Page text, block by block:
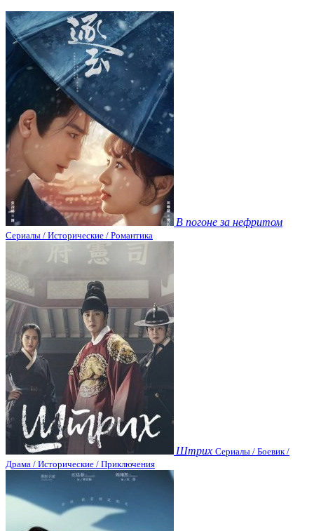
В погоне за нефритом
Сериалы / Исторические / Романтика
Штрих Сериалы / Боевик /
Драма / Исторические / Приключения